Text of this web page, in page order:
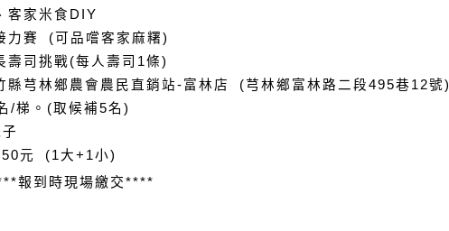
客家米食DIY
力賽 (可品嚐客家麻糬)
壽司挑戰(每人壽司1條)
縣芎林鄉農會農民直銷站-富林店 (芎林鄉富林路二段495巷12號)
/梯。(取候補5名)
元 (1大+1小)
場繳交****